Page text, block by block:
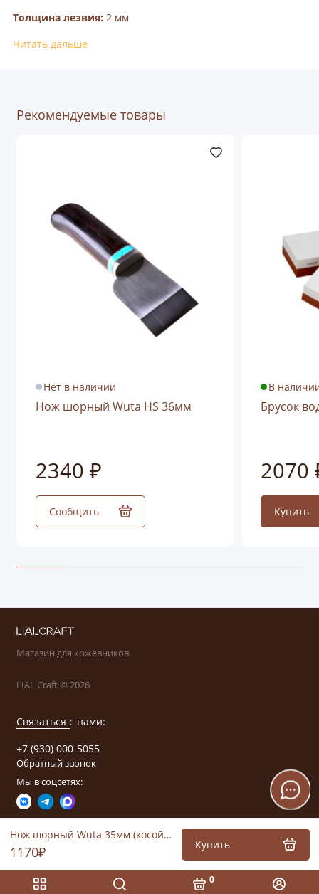
0
Нож шорный Wuta 35мм (косой, правый)
1170₽ Купить
Толщина лезвия: 2 мм
Тип заточки:для правшей
Читать дальше
Рекомендуемые товары
Нет в наличии
Нож шорный Wuta HS 36мм
2340 ₽
Сообщить
В
Брусок
2070
Купить
Магазин для кожевников
LIAL Craft © 2026
Связаться с нами:
+7 (930) 000-5055
Обратный звонок
Мы в соцсетях: